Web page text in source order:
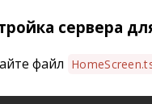
сервера
файл